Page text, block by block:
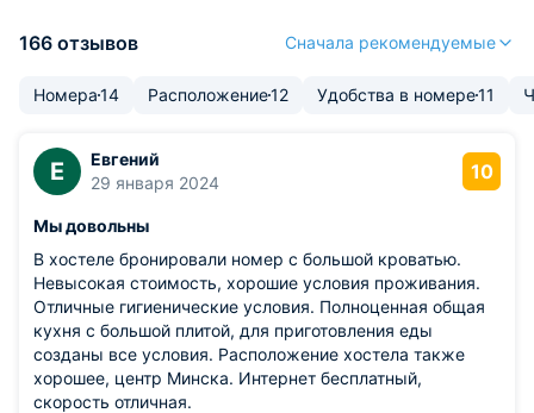
166 отзывов Сначала рекомендуемые
Номера14 Расположение12 Удобства в номере11
Е
Евгений
29 января 2024
10
Мы довольны
В хостеле бронировали номер с большой кроватью.
Невысокая стоимость, хорошие условия проживания.
Отличные гигиенические условия. Полноценная общая
кухня с большой плитой, для приготовления еды
созданы все условия. Расположение хостела также
хорошее, центр Минска. Интернет бесплатный,
скорость отличная.